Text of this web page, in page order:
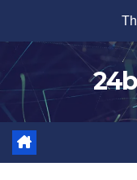
content